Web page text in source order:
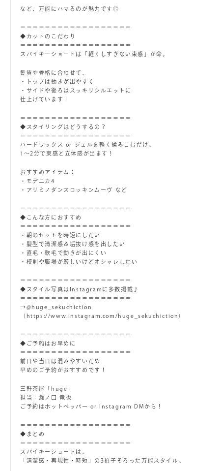
など、万能にハマるのが魅力です◎
＝＝＝＝＝＝＝＝＝＝＝＝＝＝＝＝＝＝
◆カットのこだわり
＝＝＝＝＝＝＝＝＝＝＝＝＝＝＝＝＝＝
スパイキーショートは「軽くしすぎない束感」が命。
髪質や骨格に合わせて、
・トップは動きが出やすく
・サイドや後ろはスッキリシルエットに
仕上げています！
＝＝＝＝＝＝＝＝＝＝＝＝＝＝＝＝＝＝
◆スタイリングはどうするの？
＝＝＝＝＝＝＝＝＝＝＝＝＝＝＝＝＝＝
ハードワックス or ジェルを軽く揉みこむだけ。
1～2分で束感と立体感が出ます！
おすすめアイテム：
・モデニカ4
・アリミノダンスロッキンムーヴ など
＝＝＝＝＝＝＝＝＝＝＝＝＝＝＝＝＝＝
◆こんな方におすすめ
＝＝＝＝＝＝＝＝＝＝＝＝＝＝＝＝＝＝
・朝のセットを時短にしたい
・髪型で清潔感＆垢抜け感を出したい
・直毛・軟毛で動きが出にくい
・校則や職場が厳しいけどオシャレしたい
＝＝＝＝＝＝＝＝＝＝＝＝＝＝＝＝＝＝
◆スタイル写真はInstagramに多数掲載♪
＝＝＝＝＝＝＝＝＝＝＝＝＝＝＝＝＝＝
→@huge_sekuchiction
（https://www.instagram.com/huge_sekuchiction）
＝＝＝＝＝＝＝＝＝＝＝＝＝＝＝＝＝＝
◆ご予約はお早めに
＝＝＝＝＝＝＝＝＝＝＝＝＝＝＝＝＝＝
前日や当日は混みやすいため
早めのご予約がおすすめです！
三軒茶屋「huge」
担当：瀬ノ口 竜也
ご予約はホットペッパー or Instagram DMから！
＝＝＝＝＝＝＝＝＝＝＝＝＝＝＝＝＝＝
◆まとめ
＝＝＝＝＝＝＝＝＝＝＝＝＝＝＝＝＝＝
スパイキーショートは、
「清潔感・再現性・時短」の3拍子そろった万能スタイル。